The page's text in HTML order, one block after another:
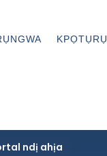
KPỌTỤRỤ
ndị ahịa